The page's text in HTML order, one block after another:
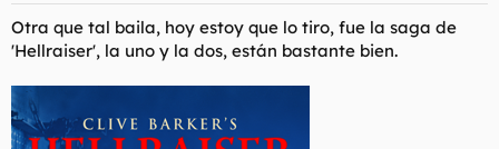
Otra que tal baila, hoy estoy que lo tiro, fue la saga de
'Hellraiser', la uno y la dos, están bastante bien.